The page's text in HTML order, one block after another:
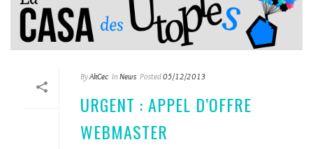
ByAkCec In News Posted05/12/2013
URGENT : APPEL D’OFFRE
WEBMASTER